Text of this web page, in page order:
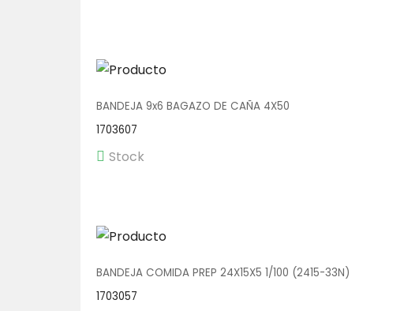
BANDEJA 9x6 BAGAZO DE CAÑA 4X50
1703607
Stock
BANDEJA COMIDA PREP 24X15X5 1/100 (2415-33N)
1703057